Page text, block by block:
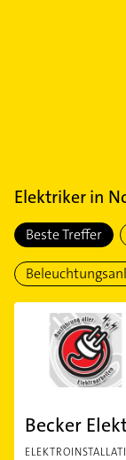
Elektrikerin
Beste Treffer
Becker